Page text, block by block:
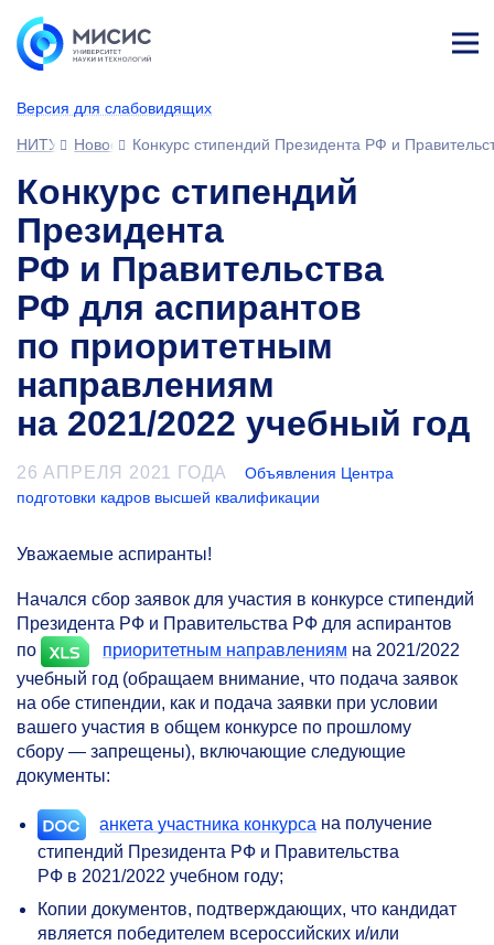
Версия для слабовидящих
ине
НИТУ МИСИС
НовостиКонкурс стипендий Президента РФ и
Конкурс стипендий
Президента
РФ и Правительства
РФ для аспирантов
по приоритетным
направлениям
на 2021/2022 учебный год
26 АПРЕЛЯ 2021 ГОДА
Объявления Центра
подготовки кадров высшей квалификации
Уважаемые аспиранты!
Начался сбор заявок для участия в конкурсе стипендий
Президента РФ и Правительства РФ для аспирантов
по
приоритетным направлениям на 2021/2022
учебный год (обращаем внимание, что подача заявок
на обе стипендии, как и подача заявки при условии
вашего участия в общем конкурсе по прошлому
сбору — запрещены), включающие следующие
документы:
анкета участника конкурса на получение
стипендий Президента РФ и Правительства
РФ в 2021/2022 учебном году;
Копии документов, подтверждающих, что кандидат
является победителем всероссийских и/или